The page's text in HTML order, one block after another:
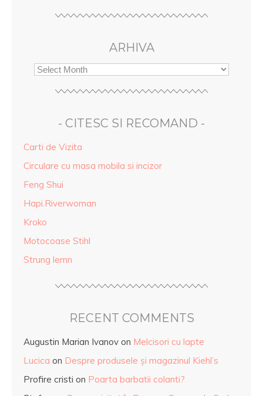
ARHIVA
- CITESC SI RECOMAND -
Carti de Vizita
Circulare cu masa mobila si incizor
Feng Shui
Hapi.Riverwoman
Kroko
Motocoase Stihl
Strung lemn
RECENT COMMENTS
Augustin Marian Ivanov on Melcisori cu lapte
Lucica on Despre produsele și magazinul Kiehl’s
Profire cristi on Poarta barbatii colanti?